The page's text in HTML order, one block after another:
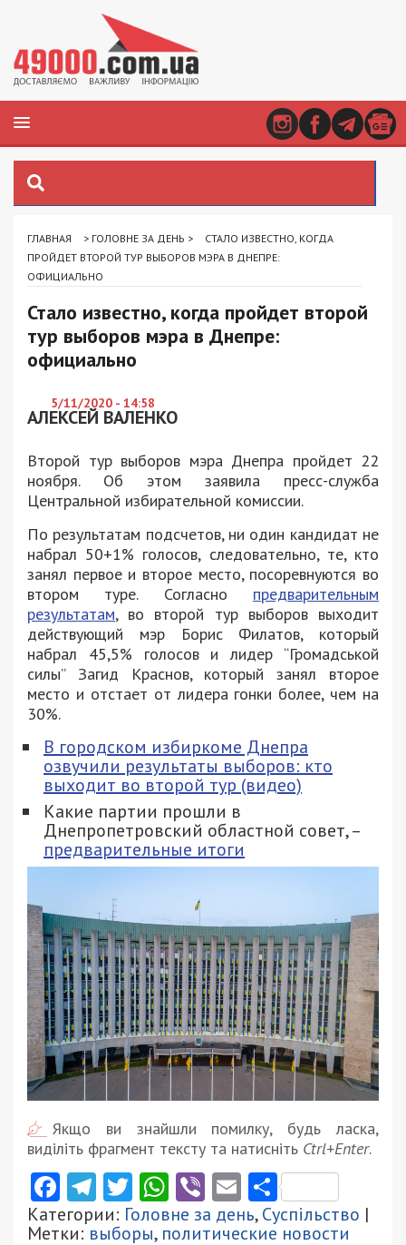
ГЛАВНАЯ > ГОЛОВНЕ ЗА ДЕНЬ >
СТАЛО ИЗВЕСТНО, КОГДА
ПРОЙДЕТ ВТОРОЙ ТУР ВЫБОРОВ МЭРА В ДНЕПРЕ:
ОФИЦИАЛЬНО
Стало известно, когда пройдет второй
тур выборов мэра в Днепре:
официально
5/11/2020 - 14:58
АЛЕКСЕЙ ВАЛЕНКО
Второй тур выборов мэра Днепра пройдет 22
ноября. Об этом заявила пресс-служба
Центральной избирательной комиссии.
По результатам подсчетов, ни один кандидат не
набрал 50+1% голосов, следовательно, те, кто
занял первое и второе место, посоревнуются во
втором туре. Согласно предварительным
результатам, во второй тур выборов выходит
действующий мэр Борис Филатов, который
набрал 45,5% голосов и лидер “Громадськой
силы” Загид Краснов, который занял второе
место и отстает от лидера гонки более, чем на
30%.
В городском избиркоме Днепра
озвучили результаты выборов: кто
выходит во второй тур (видео)
Какие партии прошли в
Днепропетровский областной совет, –
предварительные итоги
Якщо ви знайшли помилку, будь ласка,
виділіть фрагмент тексту та натисніть Ctrl+Enter.
Facebook
Telegram
Twitter
WhatsApp
ViberEmail
Категории: Головне за день,Суспільство |
Метки: выборы, политические новости